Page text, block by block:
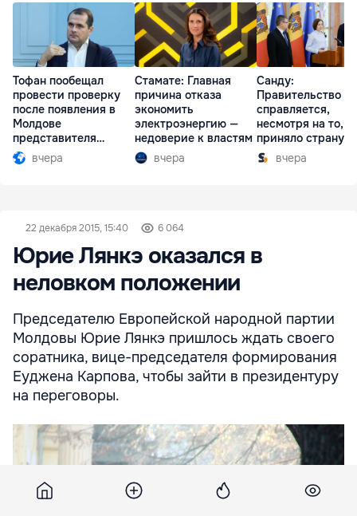
Тофан пообещал
провести проверку
после появления в
Молдове
представителя
Южной Осетии
вчера
Стамате: Главная
причина отказа
экономить
электроэнергию —
недоверие к властям
вчера
Санду:
Правительство
справляется,
несмотря на то,
приняло страну в
разгар кризиса
вчера
22 декабря 2015, 15:40 6 064
Юрие Лянкэ оказался в
неловком положении
Председателю Европейской народной партии
Молдовы Юрие Лянкэ пришлось ждать своего
соратника, вице-председателя формирования
Еуджена Карпова, чтобы зайти в президентуру
на переговоры.